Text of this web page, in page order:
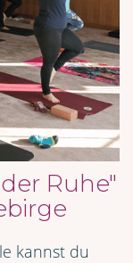
Ruhe"
kannst du